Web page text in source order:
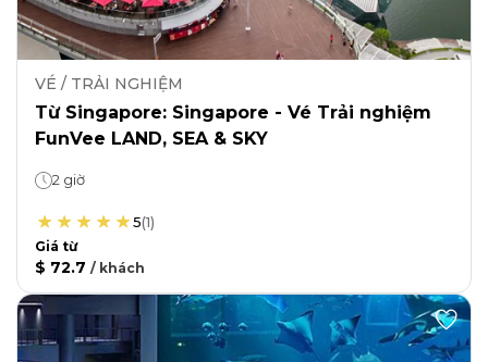
VÉ / TRẢI NGHIỆM
Từ Singapore: Singapore - Vé Trải nghiệm
FunVee LAND, SEA & SKY
2 giờ
5(1)
Giá từ
$ 72.7 / khách